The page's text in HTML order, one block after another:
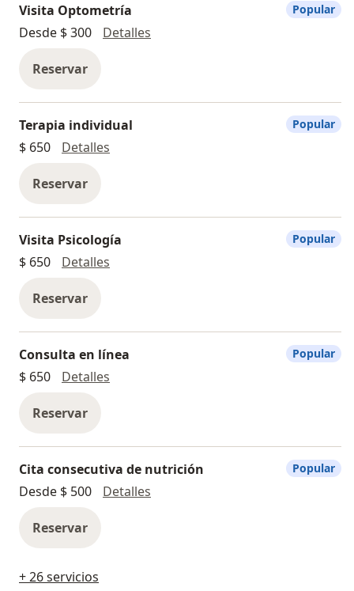
Visita Optometría
Desde $ 300
Detalles
Reservar
Popular
Terapia individual
$ 650
Detalles
Reservar
Popular
Visita Psicología
$ 650
Detalles
Reservar
Popular
Consulta en línea
$ 650
Detalles
Reservar
Popular
Cita consecutiva de nutrición
Desde $ 500
Detalles
Reservar
Popular
+ 26 servicios